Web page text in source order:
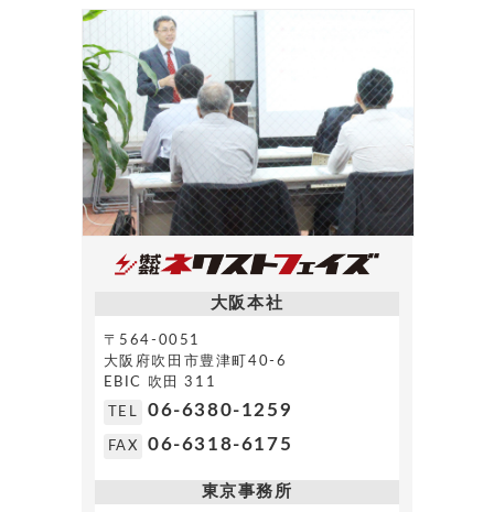
大阪本社
〒564-0051
大阪府吹田市豊津町40-6
EBIC 吹田 311
TEL 06-6380-1259
FAX 06-6318-6175
東京事務所